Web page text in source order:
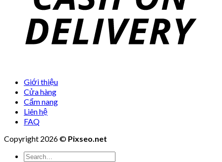
Giới thiệu
Cửa hàng
Cẩm nang
Liên hệ
FAQ
Copyright 2026 © Pixseo.net
Search